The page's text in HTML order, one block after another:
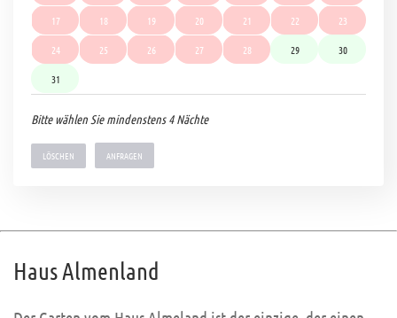
17 18 19 20 21 22 23
24 25 26 27 28 29 30
31
Bitte wählen Sie mindenstens 4 Nächte
LÖSCHEN
Haus Almenland